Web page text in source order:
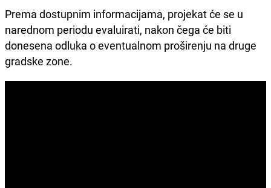
Prema dostupnim informacijama, projekat će se u
narednom periodu evaluirati, nakon čega će biti
donesena odluka o eventualnom proširenju na druge
gradske zone.